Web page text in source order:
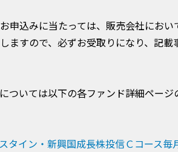
申込みに当たっては、販売会社にお
ますので、必ずお受取りになり、記
ついては以下の各ファンド詳細ペー
タイン・新興国成長株投信Ｃコース